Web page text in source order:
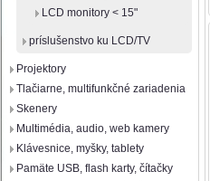
LCD monitory < 15"
príslušenstvo ku LCD/TV
Projektory
Tlačiarne, multifunkčné zariadenia
Skenery
Multimédia, audio, web kamery
Klávesnice, myšky, tablety
Pamäte USB, flash karty, čítačky